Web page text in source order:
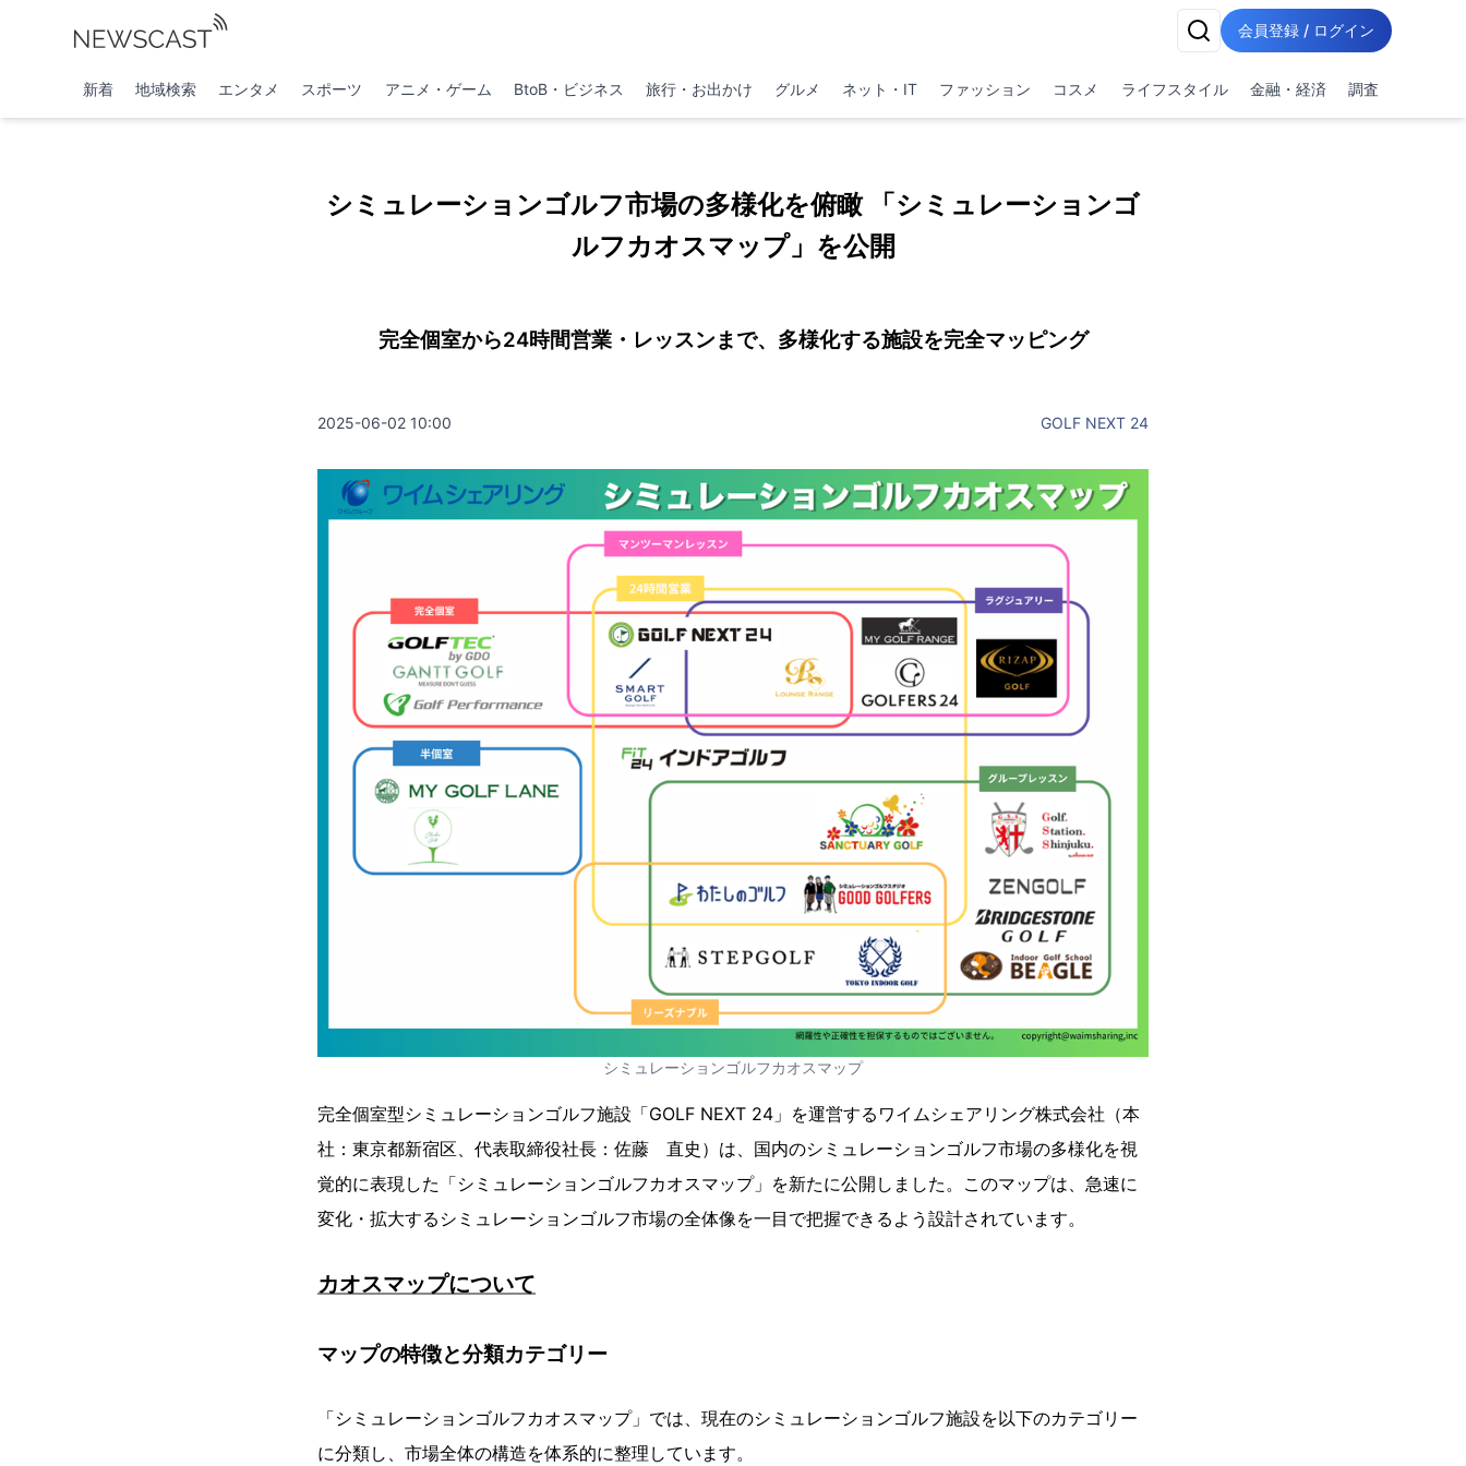
会員登録 / ログイン
新着 地域検索 エンタメ スポーツ アニメ・ゲーム BtoB・ビジネス 旅行・お出かけ グルメ ネット・IT ファッション コスメ ライフスタイル 金融・経済 調査
シミュレーションゴルフ市場の多様化を俯瞰 「シミュレーションゴ
ルフカオスマップ」を公開
完全個室から24時間営業・レッスンまで、多様化する施設を完全マッピング
2025-06-02 10:00 GOLF NEXT 24
シミュレーションゴルフカオスマップ
完全個室型シミュレーションゴルフ施設「GOLF NEXT 24」を運営するワイムシェアリング株式会社（本
社：東京都新宿区、代表取締役社長：佐藤 直史）は、国内のシミュレーションゴルフ市場の多様化を視
覚的に表現した「シミュレーションゴルフカオスマップ」を新たに公開しました。このマップは、急速に
変化・拡大するシミュレーションゴルフ市場の全体像を一目で把握できるよう設計されています。
カオスマップについて
マップの特徴と分類カテゴリー
「シミュレーションゴルフカオスマップ」では、現在のシミュレーションゴルフ施設を以下のカテゴリー
に分類し、市場全体の構造を体系的に整理しています。